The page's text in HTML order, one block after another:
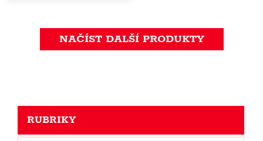
NAČÍST DALŠÍ PRODUKTY
RUBRIKY